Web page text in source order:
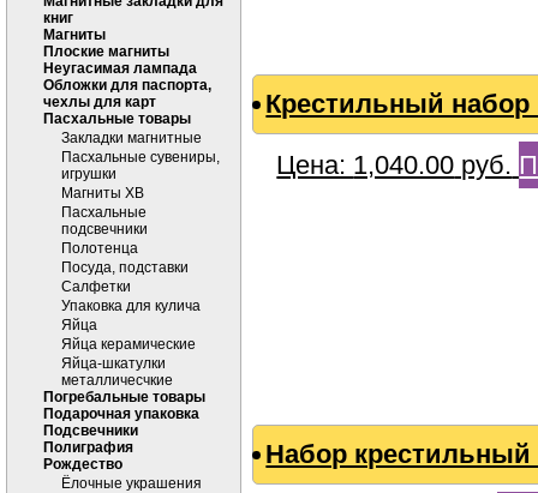
книг
Магниты
Плоские магниты
Неугасимая лампада
Обложки для паспорта,
чехлы для карт
Пасхальные товары
Закладки магнитные
Пасхальные сувениры,
игрушки
Магниты ХВ
Пасхальные
подсвечники
Полотенца
Посуда, подставки
Салфетки
Упаковка для кулича
Яйца
Яйца керамические
Яйца-шкатулки
металличесчкие
Погребальные товары
Подарочная упаковка
Подсвечники
Полиграфия
Рождество
Ёлочные украшения
Крестильный набор
Цена: 1,040.00 руб.
Набор крестильный